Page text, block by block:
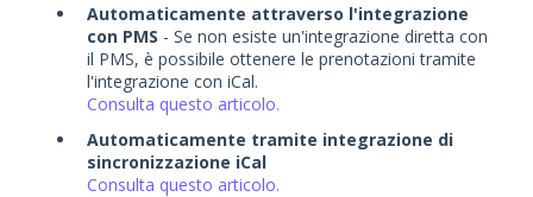
Automaticamente attraverso l'integrazione
con PMS - Se non esiste un'integrazione diretta con
il PMS, è possibile ottenere le prenotazioni tramite
l'integrazione con iCal.
Consulta questo articolo.
Automaticamente tramite integrazione di
sincronizzazione iCal
Consulta questo articolo.